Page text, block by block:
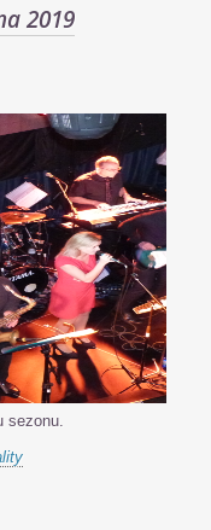
2019
sezonu.